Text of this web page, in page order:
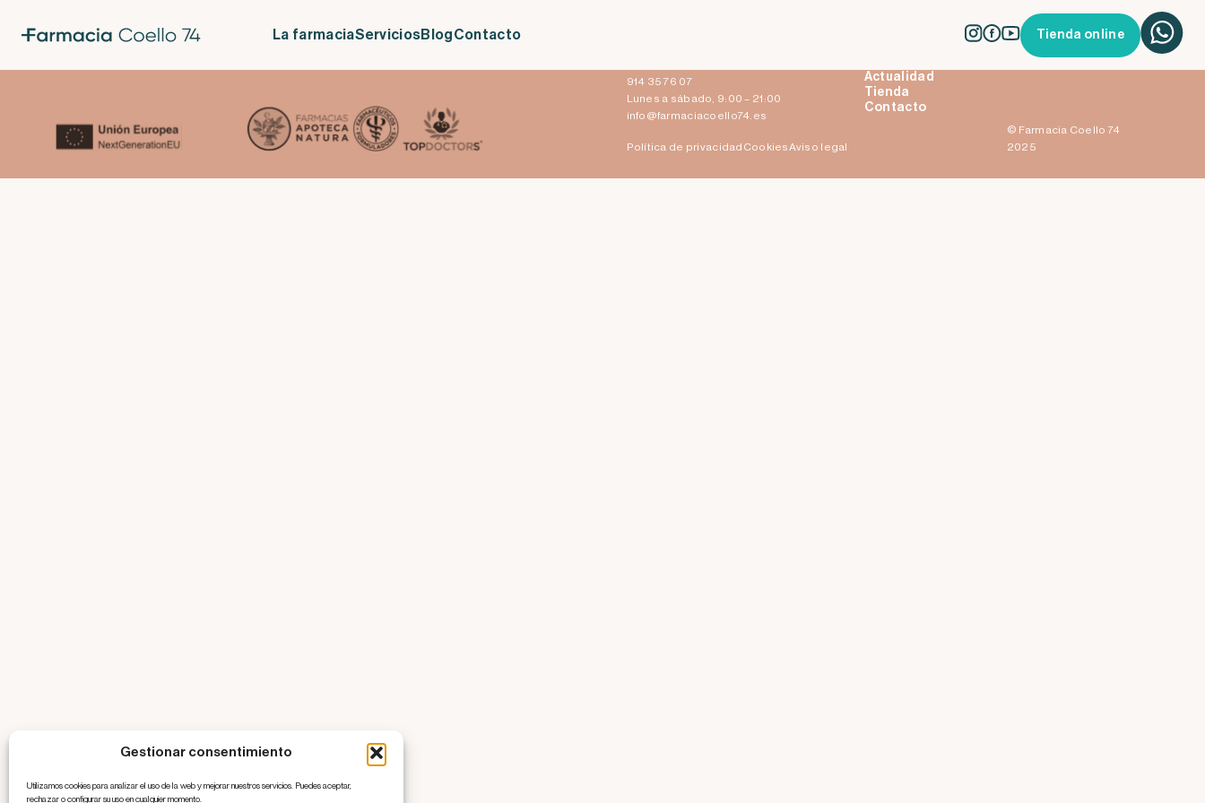
Gestionar consentimiento
Utilizamos cookies para analizar el uso de la web y mejorar nuestros servicios. Puedes aceptar,
rechazar o configurar su uso en cualquier momento.
La farmaciaServiciosBlogContacto Tienda online
914 35 76 07
Lunes a sábado, 9:00 – 21:00
info@farmaciacoello74.es
Política de privacidad CookiesAviso legal
Actualidad
Tienda
Contacto
© Farmacia Coello 74
2025